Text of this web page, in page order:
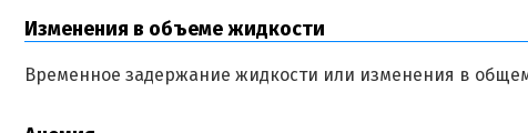
Изменения в объеме жидкости
Временное задержание жидкости или изменения в